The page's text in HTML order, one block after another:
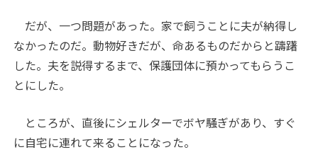
だが、一つ問題があった。家で飼うことに夫が納得し
なかったのだ。動物好きだが、命あるものだからと躊躇
した。夫を説得するまで、保護団体に預かってもらうこ
とにした。
ところが、直後にシェルターでボヤ騒ぎがあり、すぐ
に自宅に連れて来ることになった。